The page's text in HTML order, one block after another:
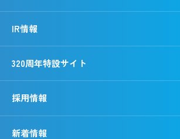
IR情報
320周年特設サイト
採用情報
新着情報